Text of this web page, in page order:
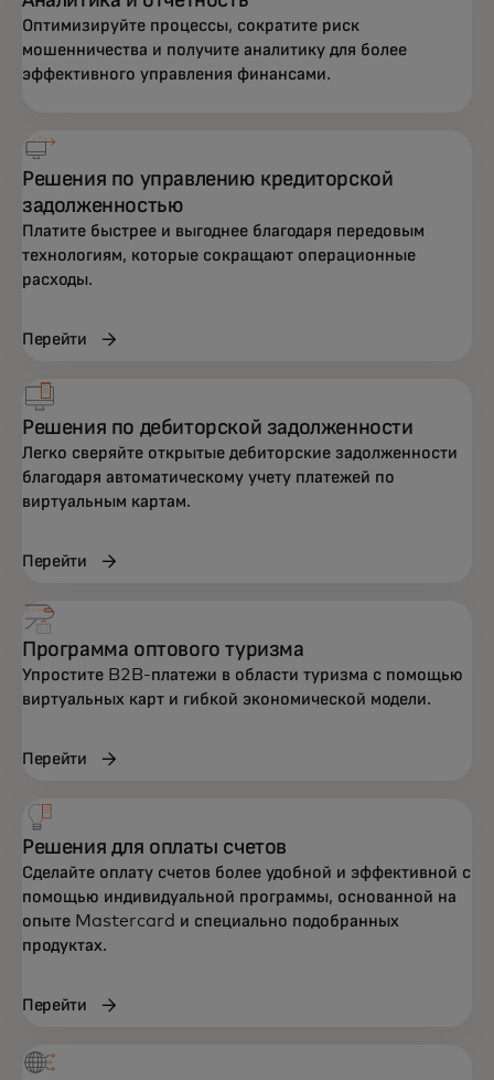
Оптимизируйте процессы, сократите риск
мошенничества и получите аналитику для более
эффективного управления финансами.
Решения по управлению кредиторской
задолженностью
Платите быстрее и выгоднее благодаря передовым
технологиям, которые сокращают операционные
расходы.
Перейти
Решения по дебиторской задолженности
Легко сверяйте открытые дебиторские задолженности
благодаря автоматическому учету платежей по
виртуальным картам.
Перейти
Программа оптового туризма
Упростите B2B-платежи в области туризма с помощью
виртуальных карт и гибкой экономической модели.
Перейти
Решения для оплаты счетов
Сделайте оплату счетов более удобной и эффективной с
помощью индивидуальной программы, основанной на
опыте Mastercard и специально подобранных
продуктах.
Перейти